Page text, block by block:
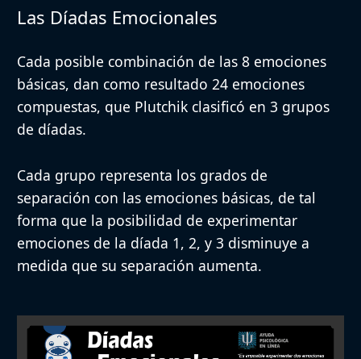
Las Díadas Emocionales
Cada posible combinación de las 8 emociones
básicas, dan como resultado 24 emociones
compuestas, que Plutchik clasificó en 3 grupos
de díadas.
Cada grupo representa los grados de
separación con las emociones básicas, de tal
forma que la posibilidad de experimentar
emociones de la díada 1, 2, y 3 disminuye a
medida que su separación aumenta.